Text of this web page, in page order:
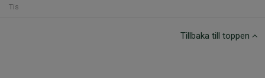
Tis
Tillbaka till toppen